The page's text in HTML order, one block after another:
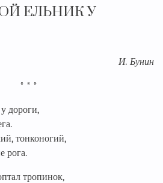
ЕЛЬНИК У
И. Бунин
* * *
дороги,
тонконогий,
рога.
тропинок,